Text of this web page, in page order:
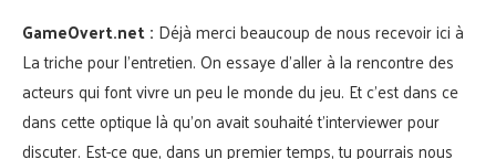
GameOvert.net : Déjà merci beaucoup de nous recevoir ici à
La triche pour l’entretien. On essaye d’aller à la rencontre des
acteurs qui font vivre un peu le monde du jeu. Et c’est dans ce
dans cette optique là qu’on avait souhaité t’interviewer pour
discuter. Est-ce que, dans un premier temps, tu pourrais nous